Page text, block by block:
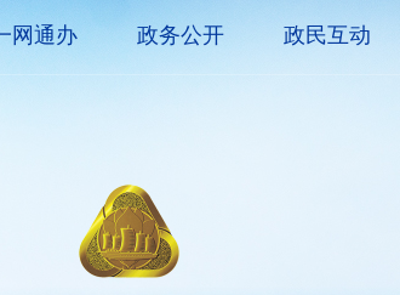
网通办 政务公开 政民互动